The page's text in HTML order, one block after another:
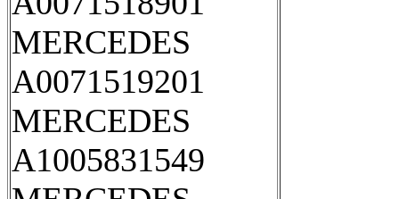
MERCEDES
A0071519201
MERCEDES
A1005831549